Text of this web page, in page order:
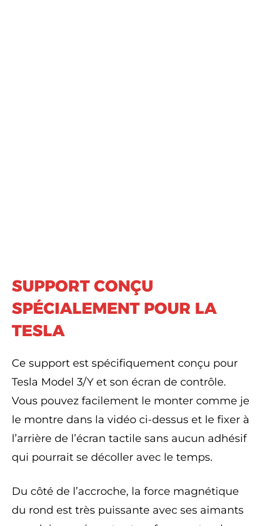
SUPPORT CONÇU
SPÉCIALEMENT POUR LA
TESLA
Ce support est spécifiquement conçu pour
Tesla Model 3/Y et son écran de contrôle.
Vous pouvez facilement le monter comme je
le montre dans la vidéo ci-dessus et le fixer à
l’arrière de l’écran tactile sans aucun adhésif
qui pourrait se décoller avec le temps.
Du côté de l’accroche, la force magnétique
du rond est très puissante avec ses aimants